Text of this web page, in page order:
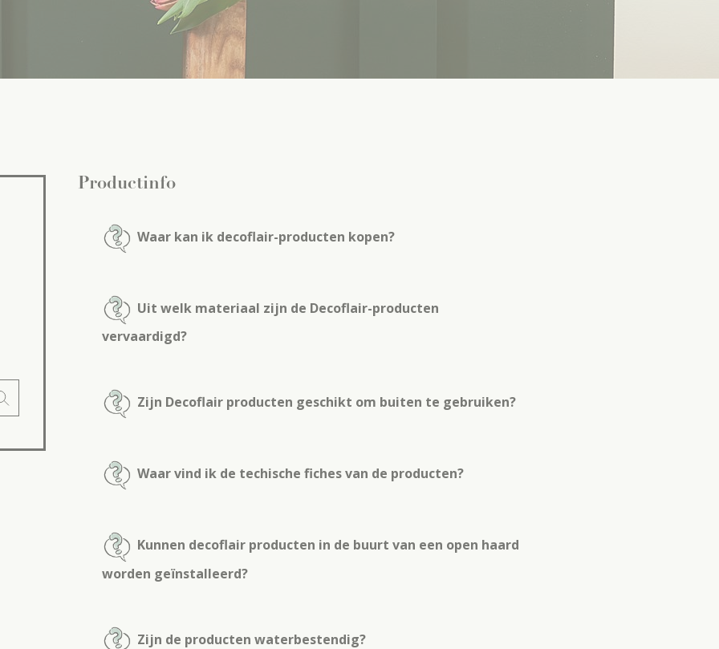
Productinfo
Waar kan ik decoflair-producten kopen?
Uit welk materiaal zijn de Decoflair-producten
vervaardigd?
Zijn Decoflair producten geschikt om buiten te gebruiken?
Waar vind ik de techische fiches van de producten?
Kunnen decoflair producten in de buurt van een open haard
worden geïnstalleerd?
Zijn de producten waterbestendig?